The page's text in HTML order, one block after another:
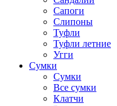
Сапоги
Слипоны
Туфли
Туфли летние
Угги
Сумки
Сумки
Все сумки
Клатчи